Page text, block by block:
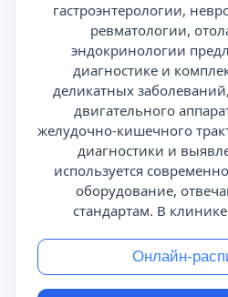
гастроэнтерологии,
ревматологии,
эндокринологии
диагностике и
деликатных
двигательного
желудочно-кишечного
диагностики и
используется
оборудование,
стандартам. В
Онлайн-